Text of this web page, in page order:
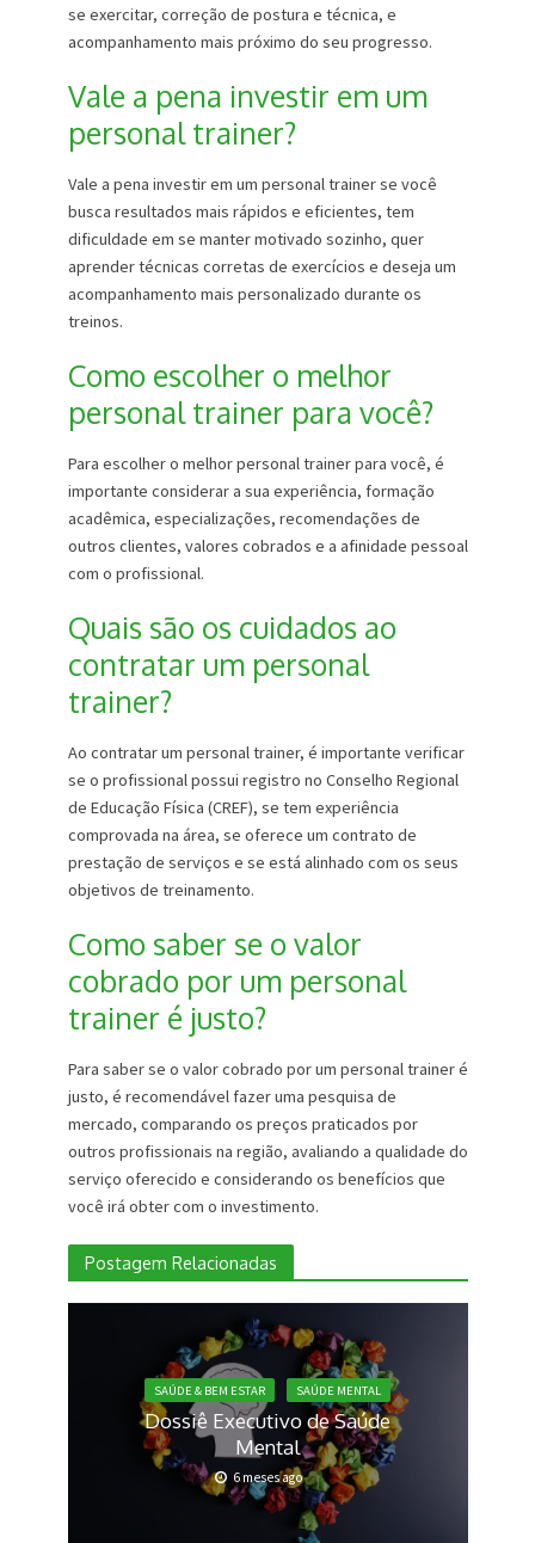
se exercitar, correção de postura e técnica, e
acompanhamento mais próximo do seu progresso.
Vale a pena investir em um
personal trainer?
Vale a pena investir em um personal trainer se você
busca resultados mais rápidos e eficientes, tem
dificuldade em se manter motivado sozinho, quer
aprender técnicas corretas de exercícios e deseja um
acompanhamento mais personalizado durante os
treinos.
Como escolher o melhor
personal trainer para você?
Para escolher o melhor personal trainer para você, é
importante considerar a sua experiência, formação
acadêmica, especializações, recomendações de
outros clientes, valores cobrados e a afinidade pessoal
com o profissional.
Quais são os cuidados ao
contratar um personal
trainer?
Ao contratar um personal trainer, é importante verificar
se o profissional possui registro no Conselho Regional
de Educação Física (CREF), se tem experiência
comprovada na área, se oferece um contrato de
prestação de serviços e se está alinhado com os seus
objetivos de treinamento.
Como saber se o valor
cobrado por um personal
trainer é justo?
Para saber se o valor cobrado por um personal trainer é
justo, é recomendável fazer uma pesquisa de
mercado, comparando os preços praticados por
outros profissionais na região, avaliando a qualidade do
serviço oferecido e considerando os benefícios que
você irá obter com o investimento.
Postagem Relacionadas
SAÚDE & BEM ESTAR SAÚDE MENTAL
Dossiê Executivo de Saúde
Mental
6 meses ago